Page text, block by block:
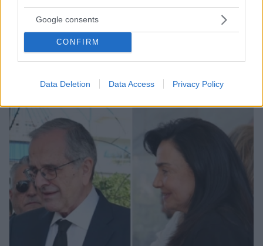
Google consents
CONFIRM
Data Deletion Data Access Privacy Policy
07.08.2026, 09:43